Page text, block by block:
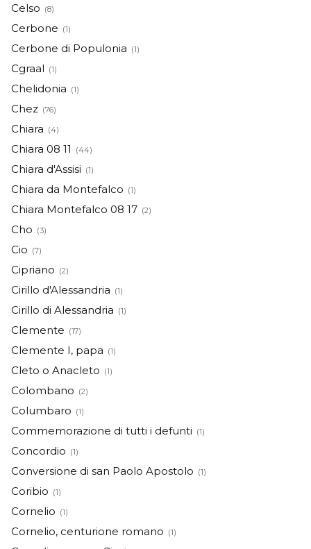
Celso (8)
Cerbone (1)
Cerbone di Populonia (1)
Cgraal (1)
Chelidonia (1)
Chez (76)
Chiara (4)
Chiara 08 11 (44)
Chiara d'Assisi (1)
Chiara da Montefalco (1)
Chiara Montefalco 08 17 (2)
Cho (3)
Cio (7)
Cipriano (2)
Cirillo d'Alessandria (1)
Cirillo di Alessandria (1)
Clemente (17)
Clemente I, papa (1)
Cleto o Anacleto (1)
Colombano (2)
Columbaro (1)
Commemorazione di tutti i defunti (1)
Concordio (1)
Conversione di san Paolo Apostolo (1)
Coribio (1)
Cornelio (1)
Cornelio, centurione romano (1)